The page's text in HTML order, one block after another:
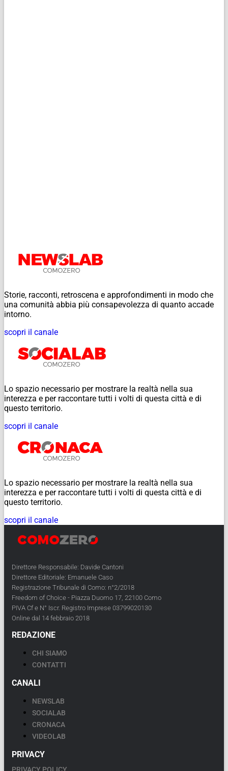
Storie, racconti, retroscena e approfondimenti in modo che
una comunità abbia più consapevolezza di quanto accade
intorno.
scopri il canale
Lo spazio necessario per mostrare la realtà nella sua
interezza e per raccontare tutti i volti di questa città e di
questo territorio.
scopri il canale
Lo spazio necessario per mostrare la realtà nella sua
interezza e per raccontare tutti i volti di questa città e di
questo territorio.
scopri il canale
Direttore Responsabile: Davide Cantoni
Direttore Editoriale: Emanuele Caso
Registrazione Tribunale di Como: n°2/2018
Freedom of Choice - Piazza Duomo 17, 22100 Como
PIVA Cf e N° Iscr. Registro Imprese 03799020130
Online dal 14 febbraio 2018
REDAZIONE
CHI SIAMO
CONTATTI
CANALI
NEWSLAB
SOCIALAB
CRONACA
VIDEOLAB
PRIVACY